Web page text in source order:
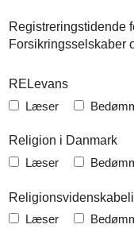
Registreringstidende
Forsikringsselskaber
RELevans
Læser
Religion i Danmark
Læser
Læser